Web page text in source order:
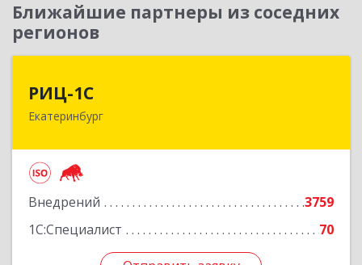
Ближайшие партнеры из соседних
регионов
РИЦ-1С
Екатеринбург
Внедрений
3759
1С:Специалист
70
620102, Свердловская обл, Екатеринбург г,